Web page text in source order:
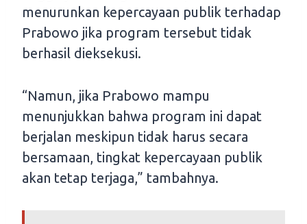
menurunkan kepercayaan publik terhadap
Prabowo jika program tersebut tidak
berhasil dieksekusi.
“Namun, jika Prabowo mampu
menunjukkan bahwa program ini dapat
berjalan meskipun tidak harus secara
bersamaan, tingkat kepercayaan publik
akan tetap terjaga,” tambahnya.